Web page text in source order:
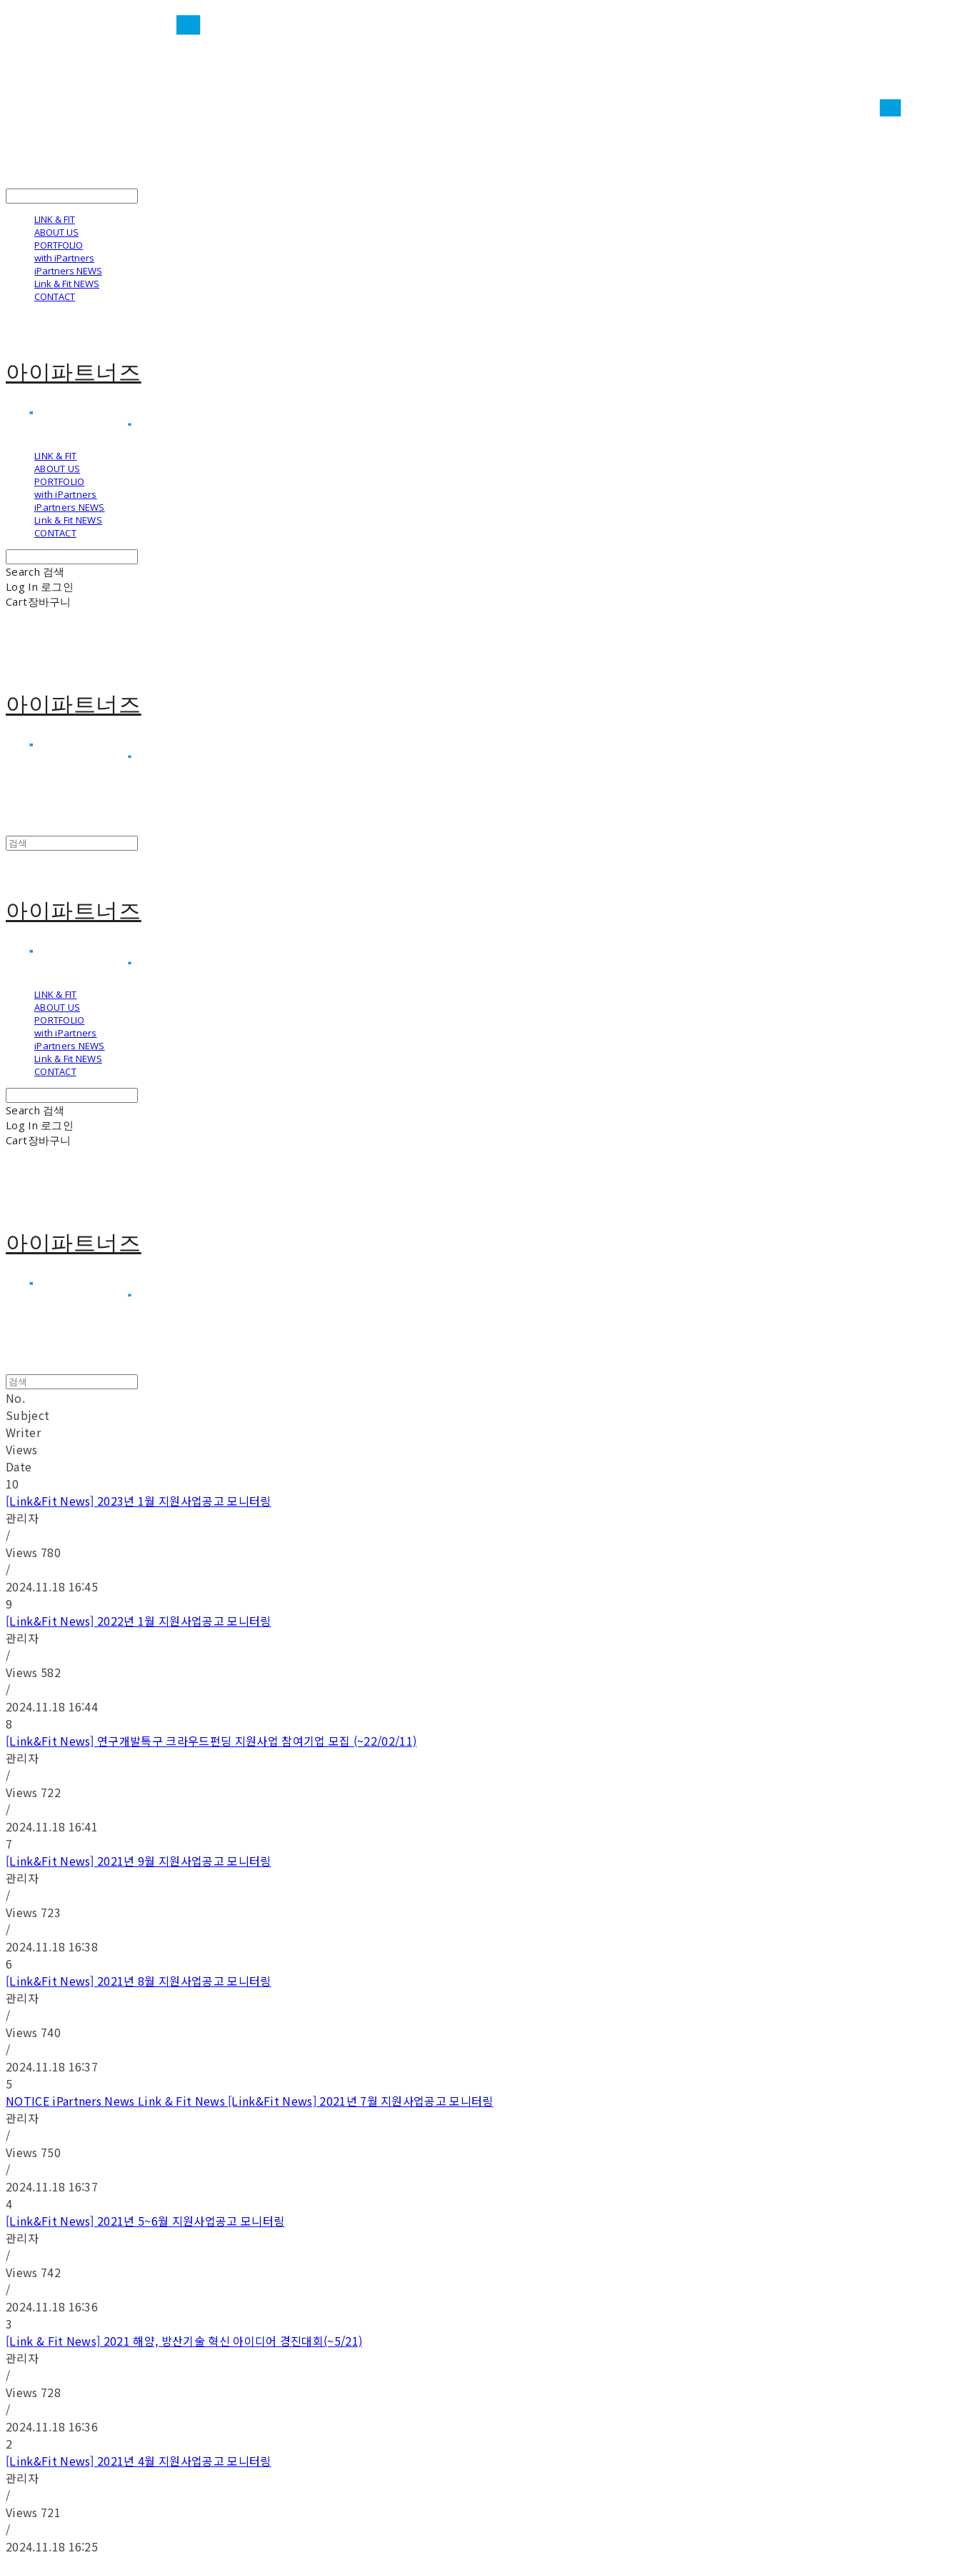
LINK & FIT
ABOUT US
PORTFOLIO
with iPartners
iPartners NEWS
Link & Fit NEWS
CONTACT
아이파트너즈
LINK & FIT
ABOUT US
PORTFOLIO
with iPartners
iPartners NEWS
Link & Fit NEWS
CONTACT
Search 검색
Log In 로그인
Cart장바구니
아이파트너즈
아이파트너즈
LINK & FIT
ABOUT US
PORTFOLIO
with iPartners
iPartners NEWS
Link & Fit NEWS
CONTACT
Search 검색
Log In 로그인
Cart장바구니
아이파트너즈
No.
Subject
Writer
Views
Date
10
[Link&Fit News] 2023년 1월 지원사업공고 모니터링
관리자
/
Views 780
/
2024.11.18 16:45
9
[Link&Fit News] 2022년 1월 지원사업공고 모니터링
관리자
/
Views 582
/
2024.11.18 16:44
8
[Link&Fit News] 연구개발특구 크라우드펀딩 지원사업 참여기업 모집 (~22/02/11)
관리자
/
Views 722
/
2024.11.18 16:41
7
[Link&Fit News] 2021년 9월 지원사업공고 모니터링
관리자
/
Views 723
/
2024.11.18 16:38
6
[Link&Fit News] 2021년 8월 지원사업공고 모니터링
관리자
/
Views 740
/
2024.11.18 16:37
5
NOTICE iPartners News Link & Fit News [Link&Fit News] 2021년 7월 지원사업공고 모니터링
관리자
/
Views 750
/
2024.11.18 16:37
4
[Link&Fit News] 2021년 5~6월 지원사업공고 모니터링
관리자
/
Views 742
/
2024.11.18 16:36
3
[Link & Fit News] 2021 해양, 방산기술 혁신 아이디어 경진대회(~5/21)
관리자
/
Views 728
/
2024.11.18 16:36
2
[Link&Fit News] 2021년 4월 지원사업공고 모니터링
관리자
/
Views 721
/
2024.11.18 16:25